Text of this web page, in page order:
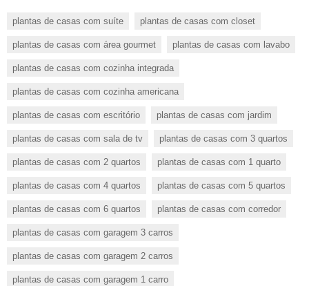
plantas de casas com suíte plantas de casas com closet
plantas de casas com área gourmet plantas de casas com lavabo
plantas de casas com cozinha integrada
plantas de casas com cozinha americana
plantas de casas com escritório plantas de casas com jardim
plantas de casas com sala de tv plantas de casas com 3 quartos
plantas de casas com 2 quartos plantas de casas com 1 quarto
plantas de casas com 4 quartos plantas de casas com 5 quartos
plantas de casas com 6 quartos plantas de casas com corredor
plantas de casas com garagem 3 carros
plantas de casas com garagem 2 carros
plantas de casas com garagem 1 carro